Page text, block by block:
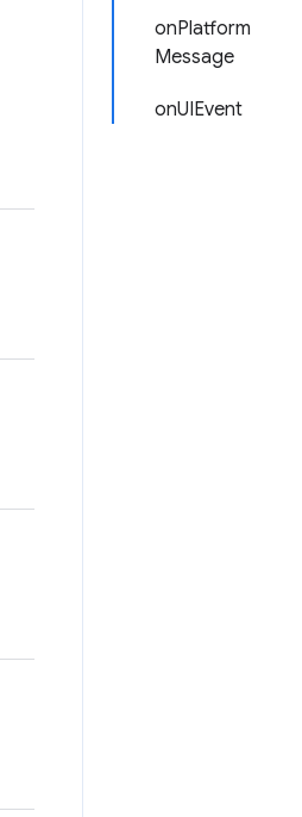
onPlatform
Message
onUIEvent